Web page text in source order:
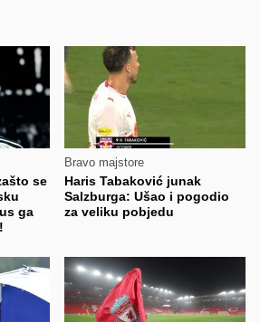
se
ga
Bravo majstore
Haris Tabaković junak
Salzburga: Ušao i pogodio
za veliku pobjedu